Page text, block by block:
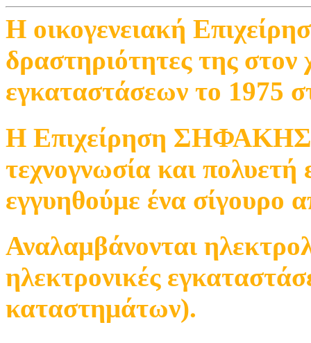
Η οικογενειακή
δραστηριότητες της
εγκαταστάσεων το 1975
Η Επιχείρηση ΣΗΦΑΚΗΣ
τεχνογνωσία και πολυετή
εγγυηθούμε ένα σίγουρο
Αναλαμβάνονται
ηλεκτρονικές
καταστημάτων).